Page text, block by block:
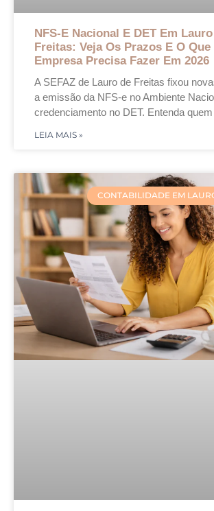
NFS-E Nacional E DET Em
Freitas: Veja Os Prazos E O Que
Empresa Precisa Fazer Em 2026
A SEFAZ de Lauro de Freitas fixou
a emissão da NFS-e no Ambiente
credenciamento no DET. Entenda quem
LEIA MAIS »
CONTABILIDADE EM